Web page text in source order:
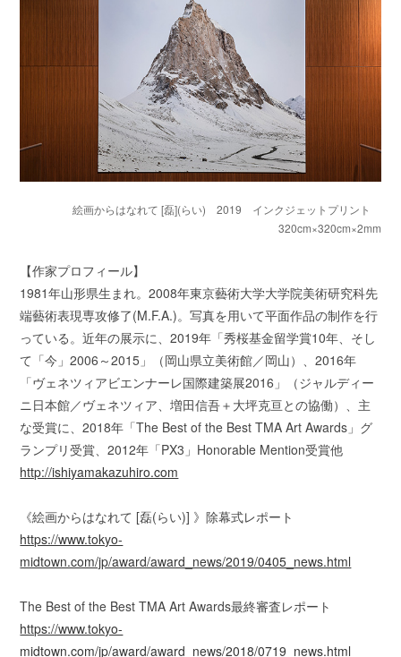
絵画からはなれて [磊](らい) 2019 インクジェットプリント
320cm×320cm×2mm
【作家プロフィール】
1981年山形県生まれ。2008年東京藝術大学大学院美術研究科先
端藝術表現専攻修了(M.F.A.)。写真を用いて平面作品の制作を行
っている。近年の展示に、2019年「秀桜基金留学賞10年、そし
て「今」2006～2015」（岡山県立美術館／岡山）、2016年
「ヴェネツィアビエンナーレ国際建築展2016」（ジャルディー
ニ日本館／ヴェネツィア、増田信吾＋大坪克亘との協働）、主
な受賞に、2018年「The Best of the Best TMA Art Awards」グ
ランプリ受賞、2012年「PX3」Honorable Mention受賞他
http://ishiyamakazuhiro.com
《絵画からはなれて [磊(らい)] 》除幕式レポート
https://www.tokyo-
midtown.com/jp/award/award_news/2019/0405_news.html
The Best of the Best TMA Art Awards最終審査レポート
https://www.tokyo-
midtown.com/jp/award/award_news/2018/0719_news.html